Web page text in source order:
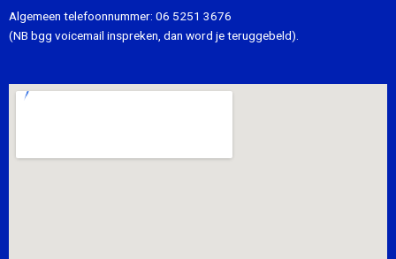
Algemeen telefoonnummer: 06 5251 3676
(NB bgg voicemail inspreken, dan word je teruggebeld).